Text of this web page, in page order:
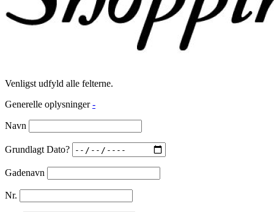
Venligst udfyld alle felterne.
Generelle oplysninger -
Navn
Grundlagt Dato?
Gadenavn
Nr.